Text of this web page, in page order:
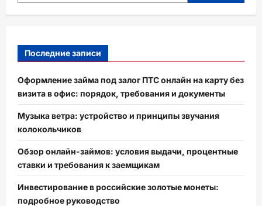
Последние записи
Оформление займа под залог ПТС онлайн на карту без
визита в офис: порядок, требования и документы
Музыка ветра: устройство и принципы звучания
колокольчиков
Обзор онлайн-займов: условия выдачи, процентные
ставки и требования к заемщикам
Инвестирование в российские золотые монеты:
подробное руководство